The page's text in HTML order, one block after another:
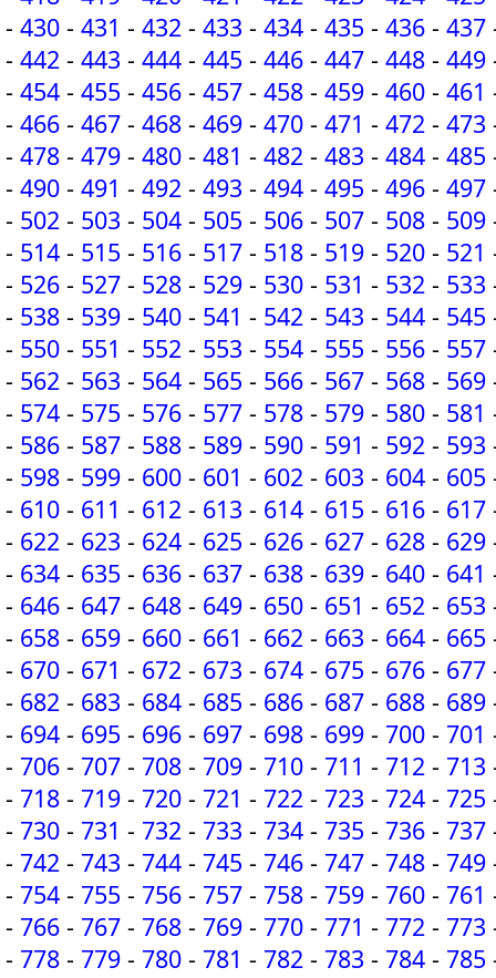
- 430 - 431 - 432 - 433 - 434 - 435 - 436 - 437
- 442 - 443 - 444 - 445 - 446 - 447 - 448 - 449
- 454 - 455 - 456 - 457 - 458 - 459 - 460 - 461
- 466 - 467 - 468 - 469 - 470 - 471 - 472 - 473
- 478 - 479 - 480 - 481 - 482 - 483 - 484 - 485
- 490 - 491 - 492 - 493 - 494 - 495 - 496 - 497
- 502 - 503 - 504 - 505 - 506 - 507 - 508 - 509
- 514 - 515 - 516 - 517 - 518 - 519 - 520 - 521
- 526 - 527 - 528 - 529 - 530 - 531 - 532 - 533
- 538 - 539 - 540 - 541 - 542 - 543 - 544 - 545
- 550 - 551 - 552 - 553 - 554 - 555 - 556 - 557
- 562 - 563 - 564 - 565 - 566 - 567 - 568 - 569
- 574 - 575 - 576 - 577 - 578 - 579 - 580 - 581
- 586 - 587 - 588 - 589 - 590 - 591 - 592 - 593
- 598 - 599 - 600 - 601 - 602 - 603 - 604 - 605
- 610 - 611 - 612 - 613 - 614 - 615 - 616 - 617
- 622 - 623 - 624 - 625 - 626 - 627 - 628 - 629
- 634 - 635 - 636 - 637 - 638 - 639 - 640 - 641
- 646 - 647 - 648 - 649 - 650 - 651 - 652 - 653
- 658 - 659 - 660 - 661 - 662 - 663 - 664 - 665
- 670 - 671 - 672 - 673 - 674 - 675 - 676 - 677
- 682 - 683 - 684 - 685 - 686 - 687 - 688 - 689
- 694 - 695 - 696 - 697 - 698 - 699 - 700 - 701
- 706 - 707 - 708 - 709 - 710 - 711 - 712 - 713
- 718 - 719 - 720 - 721 - 722 - 723 - 724 - 725
- 730 - 731 - 732 - 733 - 734 - 735 - 736 - 737
- 742 - 743 - 744 - 745 - 746 - 747 - 748 - 749
- 754 - 755 - 756 - 757 - 758 - 759 - 760 - 761
- 766 - 767 - 768 - 769 - 770 - 771 - 772 - 773
- 778 - 779 - 780 - 781 - 782 - 783 - 784 - 785